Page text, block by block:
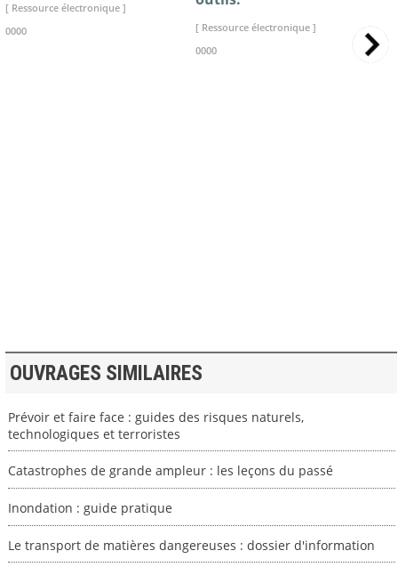
[ Ressource électronique ]
0000
[ Ressource électronique ]
0000
OUVRAGES SIMILAIRES
Prévoir et faire face : guides des risques naturels,
technologiques et terroristes
Catastrophes de grande ampleur : les leçons du passé
Inondation : guide pratique
Le transport de matières dangereuses : dossier d'information